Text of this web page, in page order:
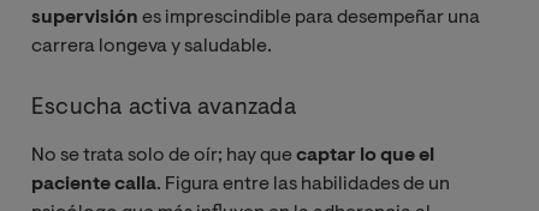
supervisión es imprescindible para desempeñar una
carrera longeva y saludable.
Escucha activa avanzada
No se trata solo de oír; hay quecaptar lo que el
paciente calla. Figura entre las habilidades de un